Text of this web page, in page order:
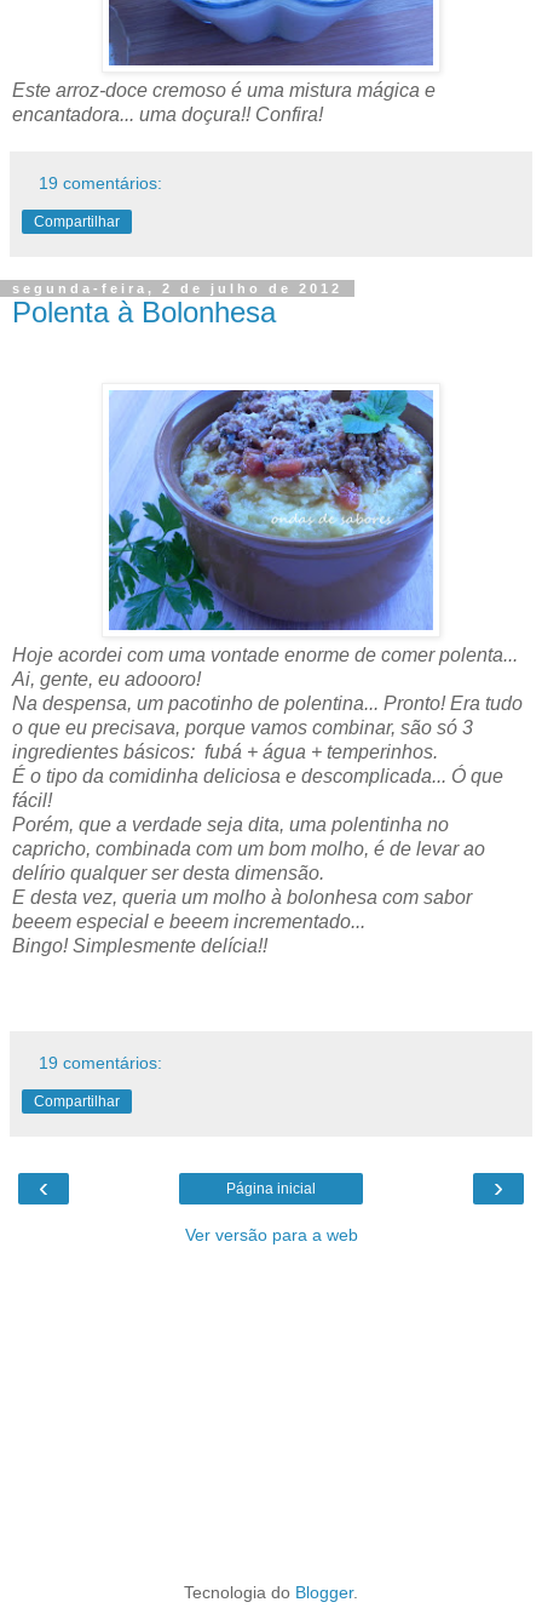
Este arroz-doce cremoso é uma mistura mágica e
encantadora... uma doçura!! Confira!
19 comentários:
Compartilhar
segunda-feira, 2 de julho de 2012
Polenta à Bolonhesa
Hoje acordei com uma vontade enorme de comer polenta...
Ai, gente, eu adoooro!
Na despensa, um pacotinho de polentina... Pronto! Era tudo
o que eu precisava, porque vamos combinar, são só 3
ingredientes básicos: fubá + água + temperinhos.
É o tipo da comidinha deliciosa e descomplicada... Ó que
fácil!
Porém, que a verdade seja dita, uma polentinha no
capricho, combinada com um bom molho, é de levar ao
delírio qualquer ser desta dimensão.
E desta vez, queria um molho à bolonhesa com sabor
beeem especial e beeem incrementado...
Bingo!Simplesmente delícia!!
19 comentários:
Compartilhar
‹ ›
Página inicial
Ver versão para a web
Tecnologia do Blogger.